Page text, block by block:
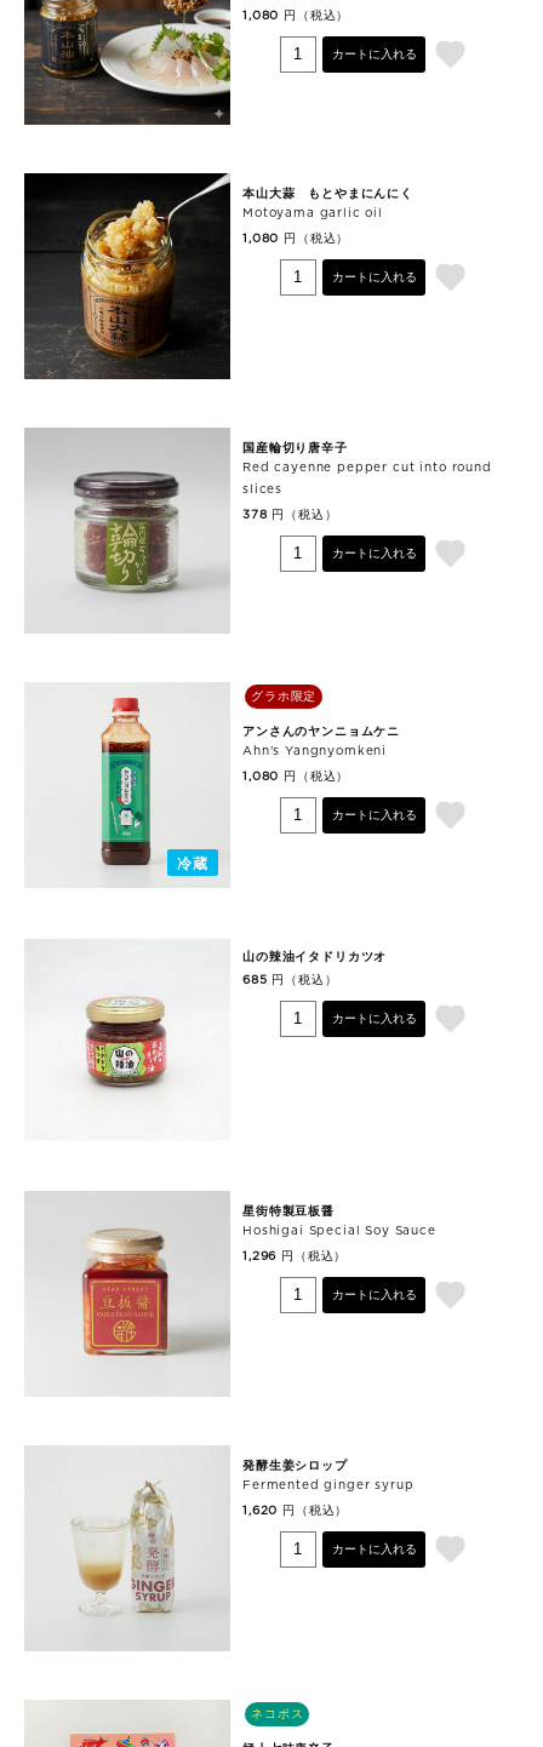
1,080 円（税込）
カートに入れる
本山大蒜 もとやまにんにく
Motoyama garlic oil
1,080 円（税込）
カートに入れる
国産輪切り唐辛子
Red cayenne pepper cut into round
slices
378 円（税込）
カートに入れる
冷蔵
グラホ限定
アンさんのヤンニョムケニ
Ahn's Yangnyomkeni
1,080 円（税込）
カートに入れる
山の辣油イタドリカツオ
685 円（税込）
カートに入れる
星街特製豆板醤
Hoshigai Special Soy Sauce
1,296 円（税込）
カートに入れる
発酵生姜シロップ
Fermented ginger syrup
1,620 円（税込）
カートに入れる
ネコポス